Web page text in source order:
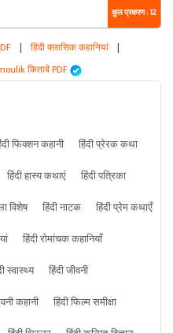
कुल प्रकरण : 12
| हिंदी क्लासिक कहानियां |
किताबें PDF
फिक्शन कहानी
हिंदी प्रेरक कथा
हिंदी हास्य कथाएं
हिंदी पत्रिका
विशेष हिंदी नाटक
हिंदी प्रेम कथाएँ
हिंदी रोमांचक कहानियाँ
स्वास्थ्य
हिंदी जीवनी
कहानी
हिंदी फिल्म समीक्षा